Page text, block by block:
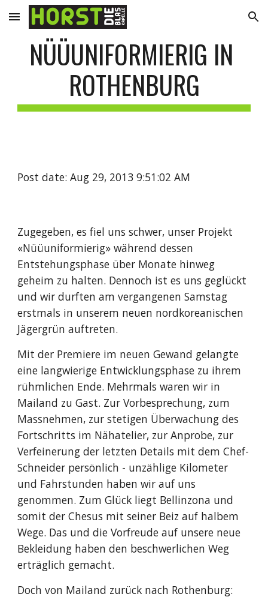
Skip to main content Skip to navigation
NÜÜUNIFORMIERIG IN
ROTHENBURG
Post date: Aug 29, 2013 9:51:02 AM
Zugegeben, es fiel uns schwer, unser Projekt
«Nüüuniformierig» während dessen
Entstehungsphase über Monate hinweg
geheim zu halten. Dennoch ist es uns geglückt
und wir durften am vergangenen Samstag
erstmals in unserem neuen nordkoreanischen
Jägergrün auftreten.
Mit der Premiere im neuen Gewand gelangte
eine langwierige Entwicklungsphase zu ihrem
rühmlichen Ende. Mehrmals waren wir in
Mailand zu Gast. Zur Vorbesprechung, zum
Massnehmen, zur stetigen Überwachung des
Fortschritts im Nähatelier, zur Anprobe, zur
Verfeinerung der letzten Details mit dem Chef-
Schneider persönlich - unzählige Kilometer
und Fahrstunden haben wir auf uns
genommen. Zum Glück liegt Bellinzona und
somit der Chesus mit seiner Beiz auf halbem
Wege. Das und die Vorfreude auf unsere neue
Bekleidung haben den beschwerlichen Weg
erträglich gemacht.
Doch von Mailand zurück nach Rothenburg: